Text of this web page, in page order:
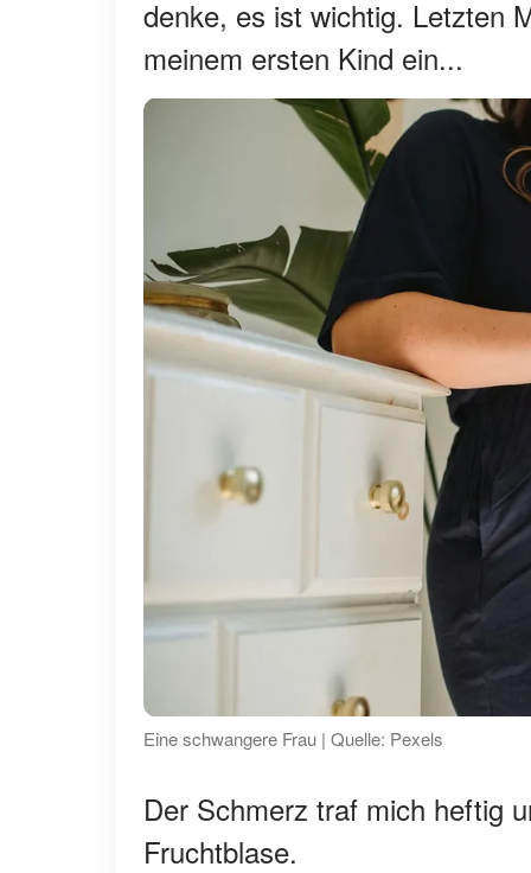
denke, es ist wichtig. Letzten
meinem ersten Kind ein...
Eine schwangere Frau | Quelle: Pexels
Der Schmerz traf mich heftig
Fruchtblase.